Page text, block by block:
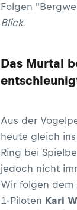
Folgen
Blick.
Das Murtal
Aus der
heute gleich
Ring bei
jedoch nicht
Wir folgen dem
1-Piloten Karl